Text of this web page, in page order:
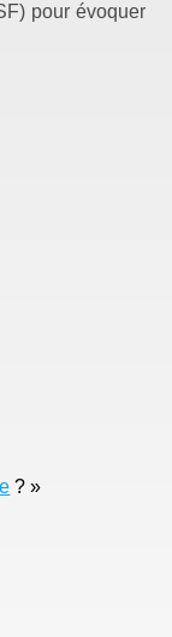
pour évoquer
? »